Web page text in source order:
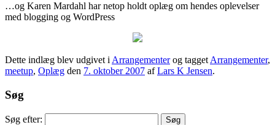
…og Karen Mardahl har netop holdt oplæg om hendes oplevelser
med blogging og WordPress
Dette indlæg blev udgivet iArrangementerog taggetArrangementer,
meetup, Oplæg den 7. oktober 2007 afLars K Jensen.
Søg
Søg efter: